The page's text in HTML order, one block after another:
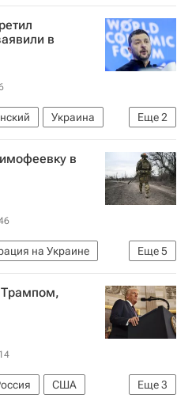
в
Еще2
Украина
в
Еще5
на Украине
В мире
Трампом,
Еще3
США